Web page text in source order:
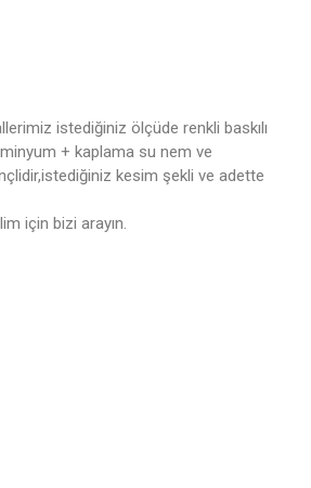
istediğiniz ölçüde renkli baskılı
+ kaplama su nem ve
kesim şekli ve adette
için bizi arayın.